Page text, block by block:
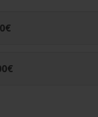
€
€